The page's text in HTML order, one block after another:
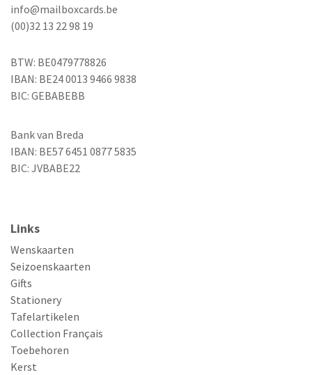
info@mailboxcards.be
(00)32 13 22 98 19
BTW: BE0479778826
IBAN: BE24 0013 9466 9838
BIC: GEBABEBB
Bank van Breda
IBAN: BE57 6451 0877 5835
BIC: JVBABE22
Links
Wenskaarten
Seizoenskaarten
Gifts
Stationery
Tafelartikelen
Collection Français
Toebehoren
Kerst